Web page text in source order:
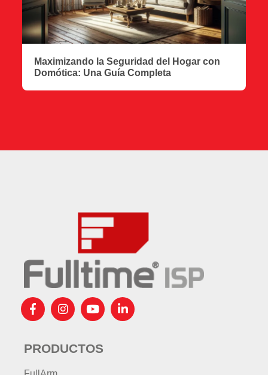
Maximizando la Seguridad del Hogar con
Domótica: Una Guía Completa
PRODUCTOS